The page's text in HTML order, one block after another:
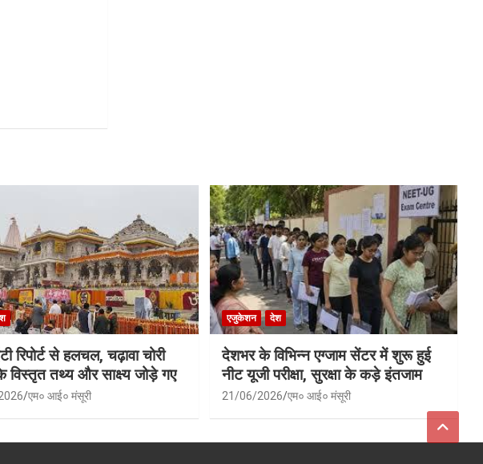
रिपोर्ट से हलचल, चढ़ावा चोरी
विस्तृत तथ्य और साक्ष्य जोड़े गए
एम० आई० मंसूरी
एजुकेशन देश
देशभर के विभिन्न एग्जाम सेंटर में शुरू हुई
नीट यूजी परीक्षा, सुरक्षा के कड़े इंतजाम
21/06/2026 एम० आई० मंसूरी